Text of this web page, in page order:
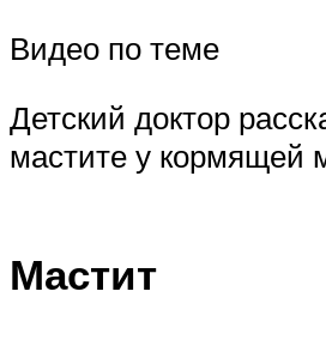
Видео по теме
Детский доктор
мастите у кормящей
Мастит